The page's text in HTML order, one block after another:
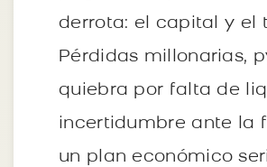
derrota: el capital y el
Pérdidas millonarias,
quiebra por falta de
incertidumbre ante la
un plan económico